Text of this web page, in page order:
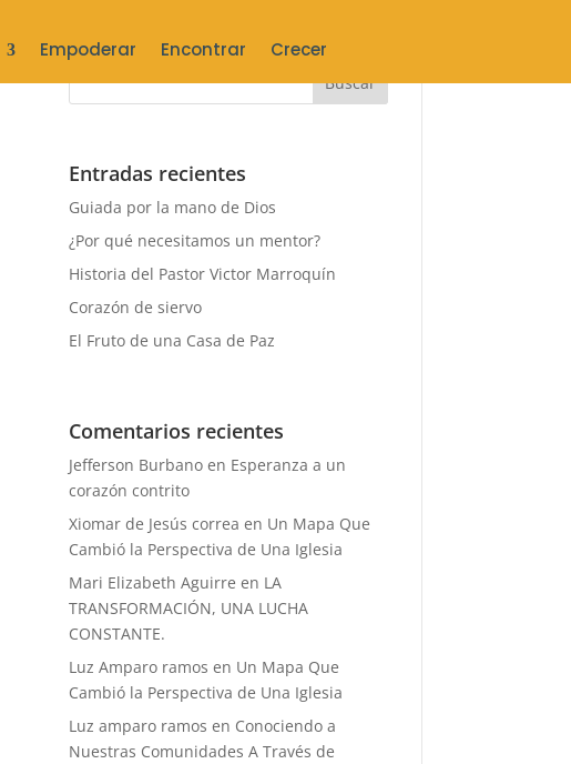
Empoderar Encontrar Crecer
Entradas recientes
Guiada por la mano de Dios
¿Por qué necesitamos un mentor?
Historia del Pastor Victor Marroquín
Corazón de siervo
El Fruto de una Casa de Paz
Comentarios recientes
Jefferson Burbanoen Esperanza a un
corazón contrito
Xiomar de Jesús correa en Un Mapa Que
Cambió la Perspectiva de Una Iglesia
Mari Elizabeth Aguirre en LA
TRANSFORMACIÓN, UNA LUCHA
CONSTANTE.
Luz Amparo ramos en Un Mapa Que
Cambió la Perspectiva de Una Iglesia
Luz amparo ramos en Conociendo a
Nuestras Comunidades A Través de